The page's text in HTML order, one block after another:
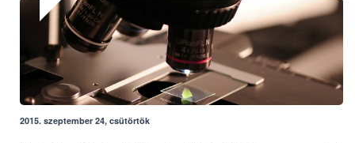
2015. szeptember 24, csütörtök